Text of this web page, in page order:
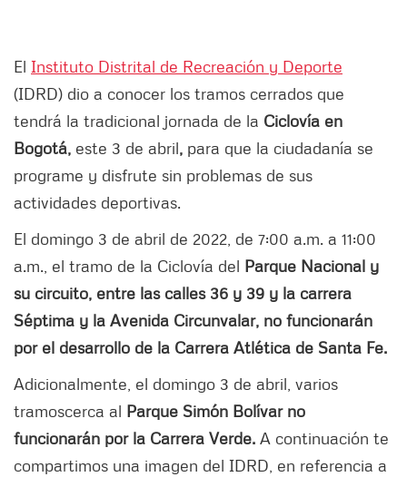
El Instituto Distrital de Recreación y Deporte
(IDRD) dio a conocer los tramos cerrados que
tendrá la tradicional jornada de la Ciclovía en
Bogotá, este 3 de abril, para que la ciudadanía se
programe y disfrute sin problemas de sus
actividades deportivas.
El domingo 3 de abril de 2022, de 7:00 a.m. a 11:00
a.m., el tramo de la Ciclovía del Parque Nacional y
su circuito, entre las calles 36 y 39 y la carrera
Séptima y la Avenida Circunvalar, no funcionarán
por el desarrollo de la Carrera Atlética de Santa Fe.
Adicionalmente, el domingo 3 de abril, varios
tramoscerca al Parque Simón Bolívar no
funcionarán por la Carrera Verde. A continuación te
compartimos una imagen del IDRD, en referencia a